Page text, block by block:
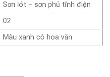
Sơn lót – sơn phủ tĩnh điện
02
Màu xanh có hoa văn